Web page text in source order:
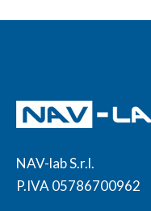
NAV-lab S.r.l.
P.IVA 05786700962